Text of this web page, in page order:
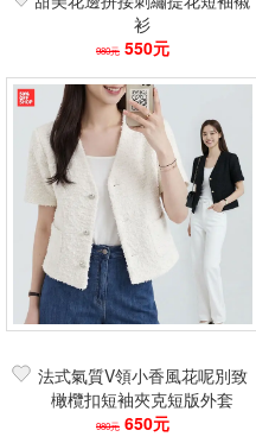
衫
980元 550元
法式氣質V領小香風花呢別致
橄欖扣短袖夾克短版外套
980元 650元